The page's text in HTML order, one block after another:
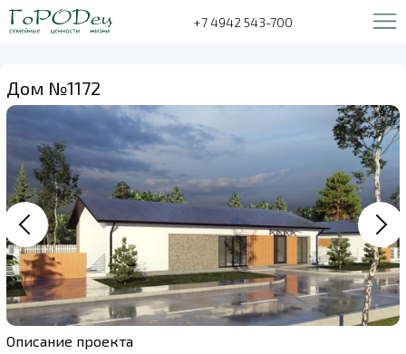
+7 4942 543-700
Дом №1172
Описание проекта